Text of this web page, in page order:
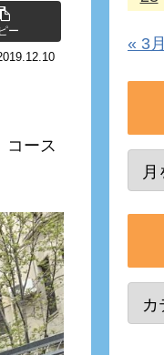
ー
コース
« 3月